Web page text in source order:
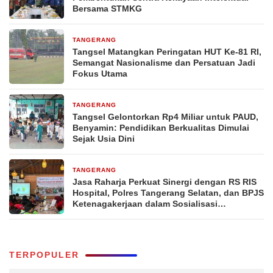
Bersama STMKG
TANGERANG
Tangsel Matangkan Peringatan HUT Ke-81 RI,
Semangat Nasionalisme dan Persatuan Jadi
Fokus Utama
TANGERANG
Tangsel Gelontorkan Rp4 Miliar untuk PAUD,
Benyamin: Pendidikan Berkualitas Dimulai
Sejak Usia Dini
TANGERANG
Jasa Raharja Perkuat Sinergi dengan RS RIS
Hospital, Polres Tangerang Selatan, dan BPJS
Ketenagakerjaan dalam Sosialisasi
TERPOPULER